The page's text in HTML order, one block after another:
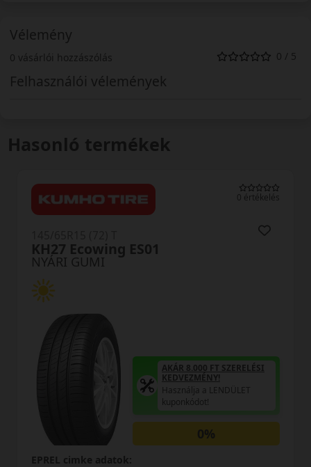
Vélemény
0 vásárlói hozzászólás 0 / 5
Felhasználói vélemények
Hasonló termékek
0 értékelés
NYÁRI GUMI
SN110 Sincera
AKÁR 8.000 FT SZERELÉSI
KEDVEZMÉNY!
Használja a LENDÜLET
kuponkódot!
0%
EPREL cimke adatok: